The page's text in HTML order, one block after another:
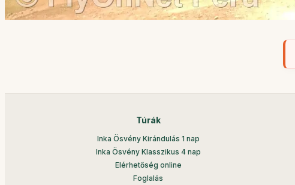
Túrák
Inka Ösvény Kirándulás 1 nap
Inka Ösvény Klasszikus 4 nap
Elérhetőség online
Foglalás